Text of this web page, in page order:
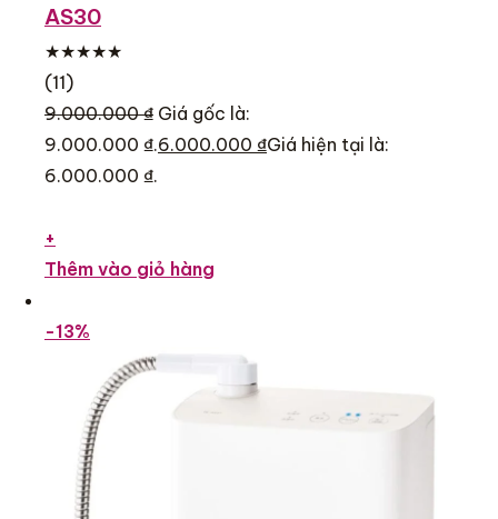
AS30
★★★★★
(11)
9.000.000 ₫ Giá gốc là:
9.000.000 ₫.6.000.000 ₫Giá hiện tại là:
6.000.000 ₫.
+
Thêm vào giỏ hàng
-13%